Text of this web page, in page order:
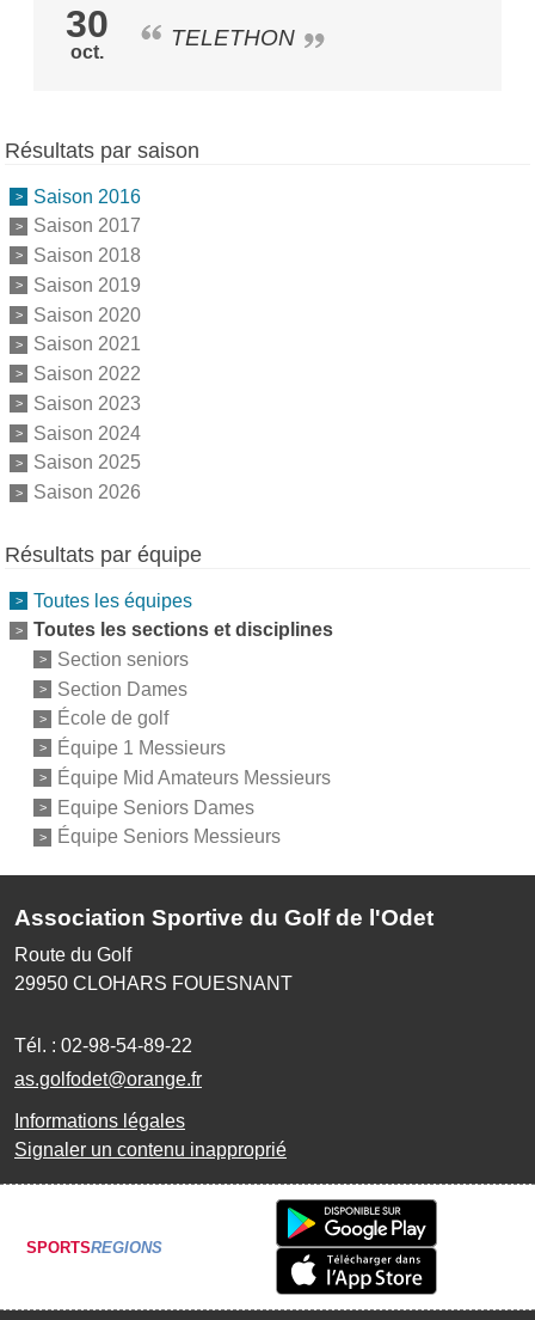
30
oct.
TELETHON
Résultats par saison
Saison 2016
Saison 2017
Saison 2018
Saison 2019
Saison 2020
Saison 2021
Saison 2022
Saison 2023
Saison 2024
Saison 2025
Saison 2026
Résultats par équipe
Toutes les équipes
Toutes les sections et disciplines
Section seniors
Section Dames
École de golf
Équipe 1 Messieurs
Équipe Mid Amateurs Messieurs
Equipe Seniors Dames
Équipe Seniors Messieurs
Association Sportive du Golf de l'Odet
Route du Golf
29950 CLOHARS FOUESNANT
Tél. : 02-98-54-89-22
as.golfodet@orange.fr
Informations légales
Signaler un contenu inapproprié
SPORTSREGIONS